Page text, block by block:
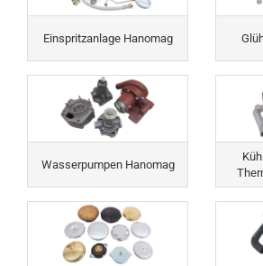
Einspritzanlage Hanomag
Wasserpumpen Hanomag